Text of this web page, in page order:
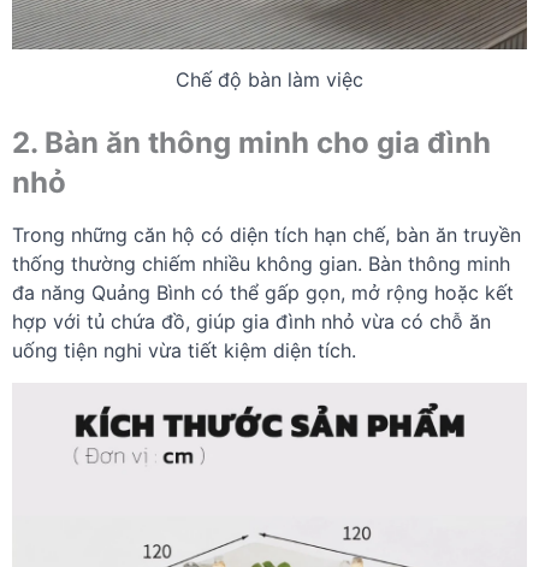
Chế độ bàn làm việc
2. Bàn ăn thông minh cho gia đình
nhỏ
Trong những căn hộ có diện tích hạn chế, bàn ăn truyền
thống thường chiếm nhiều không gian. Bàn thông minh
đa năng Quảng Bình có thể gấp gọn, mở rộng hoặc kết
hợp với tủ chứa đồ, giúp gia đình nhỏ vừa có chỗ ăn
uống tiện nghi vừa tiết kiệm diện tích.